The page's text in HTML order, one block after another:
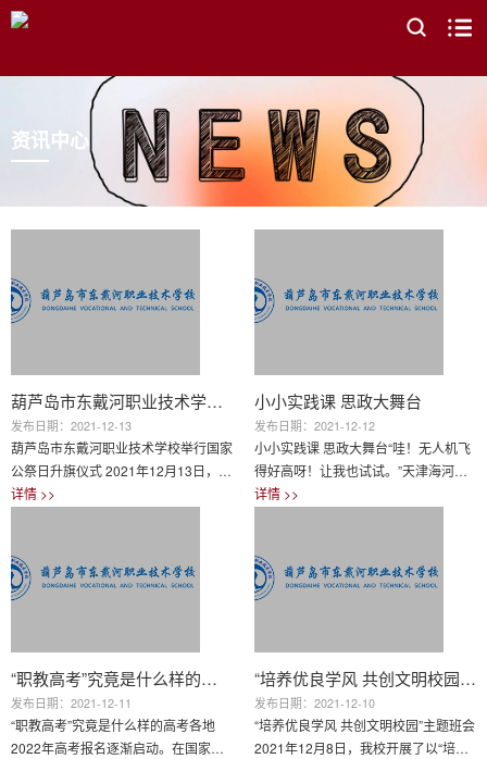
资讯中心
葫芦岛市东戴河职业技术学校举行 国家公祭日升旗仪式
发布日期：2021-12-13
葫芦岛市东戴河职业技术学校举行国家
公祭日升旗仪式 2021年12月13日，是
我国第八个法定的南京大屠杀死难者国
全体师生在操场参加了国家公祭日升旗
仪式，共同悼念南京大屠杀死难的中国
中华人民共和国国旗，奏中华人民共和
国国歌。国歌声响，鲜红的五星红旗...
详情 >>
小小实践课 思政大舞台
发布日期：2021-12-12
小小实践课 思政大舞台“哇！无人机飞
得好高呀！让我也试试。”天津海河教
育园区南开学校小学四年级学生闫子穆
人机兴趣课。在学校宽阔的操场上，几
十名小学生围在“老师”刘博鑫身旁，时
课的任课“老师”刘博鑫是天津现代职业
技术学院无人机应用技术专业大二学
生。他说：“没想到我...
详情 >>
“职教高考”究竟是什么样的高考
发布日期：2021-12-11
“职教高考”究竟是什么样的高考各地
2022年高考报名逐渐启动。在国家政
“培养优良学风 共创文明校园”主题班会
发布日期：2021-12-10
“培养优良学风 共创文明校园”主题班会
2021年12月8日，我校开展了以“培养